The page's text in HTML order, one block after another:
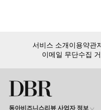
서비스 소개이용약관
이메일 무단수집
동아비즈니스리뷰 사업자 정보